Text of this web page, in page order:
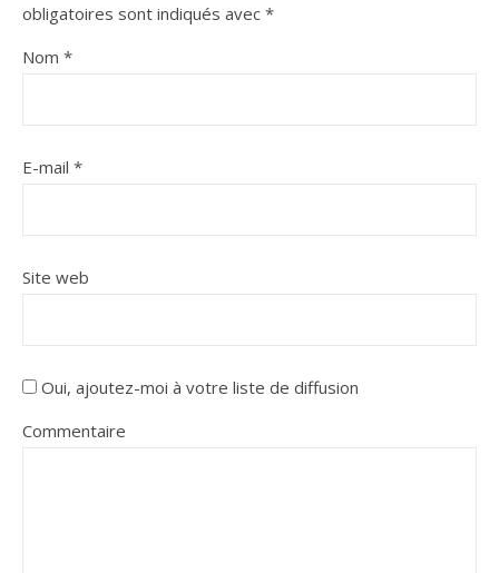
obligatoires sont indiqués avec *
Nom *
E-mail *
Site web
Oui, ajoutez-moi à votre liste de diffusion
Commentaire